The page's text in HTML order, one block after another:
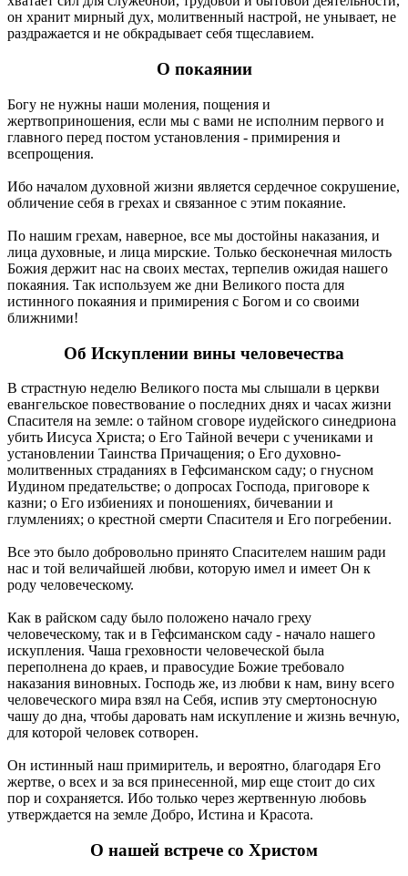
он хранит мирный дух, молитвенный настрой, не унывает, не
раздражается и не обкрадывает себя тщеславием.
О покаянии
Богу не нужны наши моления, пощения и
жертвоприношения, если мы с вами не исполним первого и
главного перед постом установления - примирения и
всепрощения.
Ибо началом духовной жизни является сердечное сокрушение,
обличение себя в грехах и связанное с этим покаяние.
По нашим грехам, наверное, все мы достойны наказания, и
лица духовные, и лица мирские. Только бесконечная милость
Божия держит нас на своих местах, терпелив ожидая нашего
покаяния. Так используем же дни Великого поста для
истинного покаяния и примирения с Богом и со своими
ближними!
Об Искуплении вины человечества
В страстную неделю Великого поста мы слышали в церкви
евангельское повествование о последних днях и часах жизни
Спасителя на земле: о тайном сговоре иудейского синедриона
убить Иисуса Христа; о Его Тайной вечери с учениками и
установлении Таинства Причащения; о Его духовно-
молитвенных страданиях в Гефсиманском саду; о гнусном
Иудином предательстве; о допросах Господа, приговоре к
казни; о Его избиениях и поношениях, бичевании и
глумлениях; о крестной смерти Спасителя и Его погребении.
Все это было добровольно принято Спасителем нашим ради
нас и той величайшей любви, которую имел и имеет Он к
роду человеческому.
Как в райском саду было положено начало греху
человеческому, так и в Гефсиманском саду - начало нашего
искупления. Чаша греховности человеческой была
переполнена до краев, и правосудие Божие требовало
наказания виновных. Господь же, из любви к нам, вину всего
человеческого мира взял на Себя, испив эту смертоносную
чашу до дна, чтобы даровать нам искупление и жизнь вечную,
для которой человек сотворен.
Он истинный наш примиритель, и вероятно, благодаря Его
жертве, о всех и за вся принесенной, мир еще стоит до сих
пор и сохраняется. Ибо только через жертвенную любовь
утверждается на земле Добро, Истина и Красота.
О нашей встрече со Христом